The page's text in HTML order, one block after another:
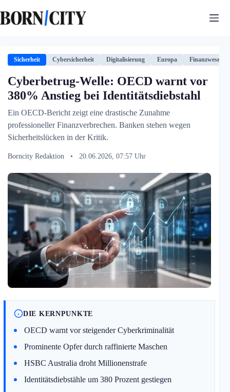
Inhalt
springen
Sicherheit Cybersicherheit Digitalisierung Europa Finanzwesen
Cyberbetrug-Welle: OECD warnt vor
380% Anstieg bei Identitätsdiebstahl
Ein OECD-Bericht zeigt eine drastische Zunahme
professioneller Finanzverbrechen. Banken stehen wegen
Sicherheitslücken in der Kritik.
Borncity Redaktion • 20.06.2026, 07:57 Uhr
DIE KERNPUNKTE
OECD warnt vor steigender Cyberkriminalität
Prominente Opfer durch raffinierte Maschen
HSBC Australia droht Millionenstrafe
Identitätsdiebstähle um 380 Prozent gestiegen